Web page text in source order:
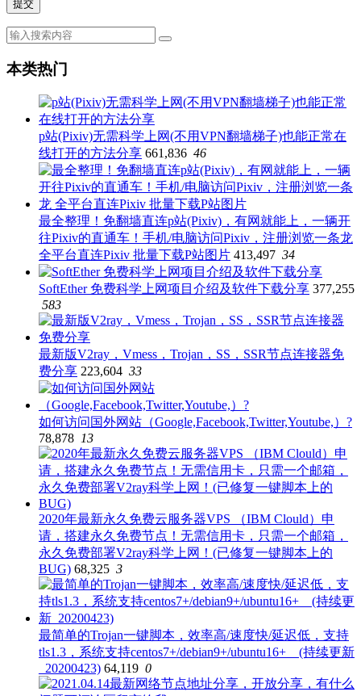
本类热门
p站(Pixiv)无需科学上网(不用VPN翻墙梯子)也能正常在
线打开的方法分享 661,836 46
最全整理！免翻墙直连p站(Pixiv)，有网就能上，一辆开
往Pixiv的直通车！手机/电脑访问Pixiv，注册浏览一条龙
全平台直连Pixiv 批量下载P站图片 413,497 34
SoftEther 免费科学上网项目介绍及软件下载分享 377,255
583
最新版V2ray，Vmess，Trojan，SS，SSR节点连接器免
费分享 223,604 33
如何访问国外网站（Google,Facebook,Twitter,Youtube,）?
78,878 13
2020年最新永久免费云服务器VPS （IBM Clould）申
请，搭建永久免费节点！无需信用卡，只需一个邮箱，
永久免费部署V2ray科学上网！(已修复一键脚本上的
BUG) 68,325 3
最简单的Trojan一键脚本，效率高/速度快/延迟低，支持
tls1.3，系统支持centos7+/debian9+/ubuntu16+ (持续更新
_20200423) 64,119 0